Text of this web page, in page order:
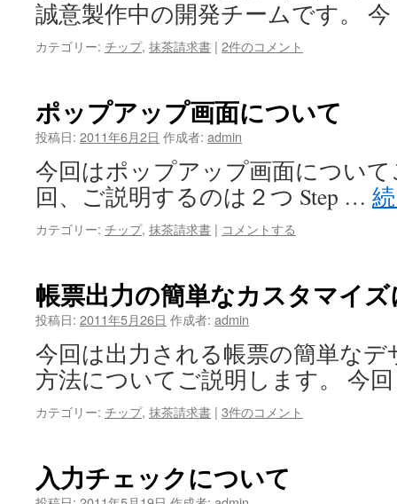
誠意製作中の開発チームです。
カテゴリー: チップ, 抹茶請求書 | 2件のコメント
ポップアップ画面について
投稿日: 2011年6月2日 作成者: admin
今回はポップアップ画面につい
回、ご説明するのは２つ Step …
カテゴリー: チップ, 抹茶請求書 | コメントする
帳票出力の簡単なカスタマイ
投稿日: 2011年5月26日 作成者: admin
今回は出力される帳票の簡単な
方法についてご説明します。 今
カテゴリー: チップ, 抹茶請求書 | 3件のコメント
入力チェックについて